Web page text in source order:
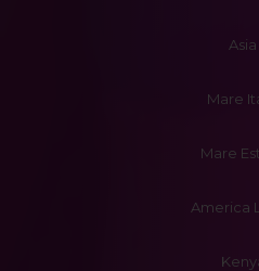
Asia
Mare
Mare
America